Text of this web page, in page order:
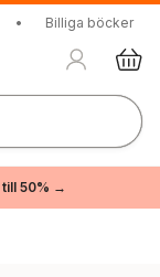
• Billiga böcker
till 50% →